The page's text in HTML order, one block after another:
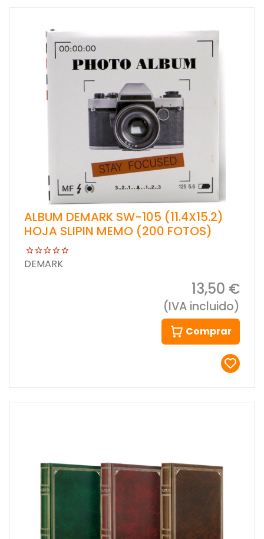
ALBUM DEMARK SW-105 (11.4X15.2)
HOJA SLIPIN MEMO (200 FOTOS)
DEMARK
13,50 €
(IVA incluido)
Comprar